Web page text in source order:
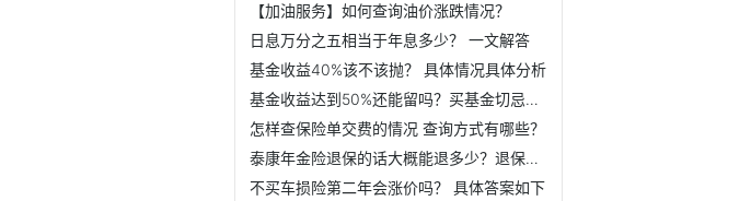
【加油服务】如何查询油价涨跌情况？
日息万分之五相当于年息多少？ 一文解答
基金收益40%该不该抛？ 具体情况具体分析
基金收益达到50%还能留吗？买基金切忌太过于贪心
怎样查保险单交费的情况 查询方式有哪些？
泰康年金险退保的话大概能退多少？退保流程一览
不买车损险第二年会涨价吗？ 具体答案如下